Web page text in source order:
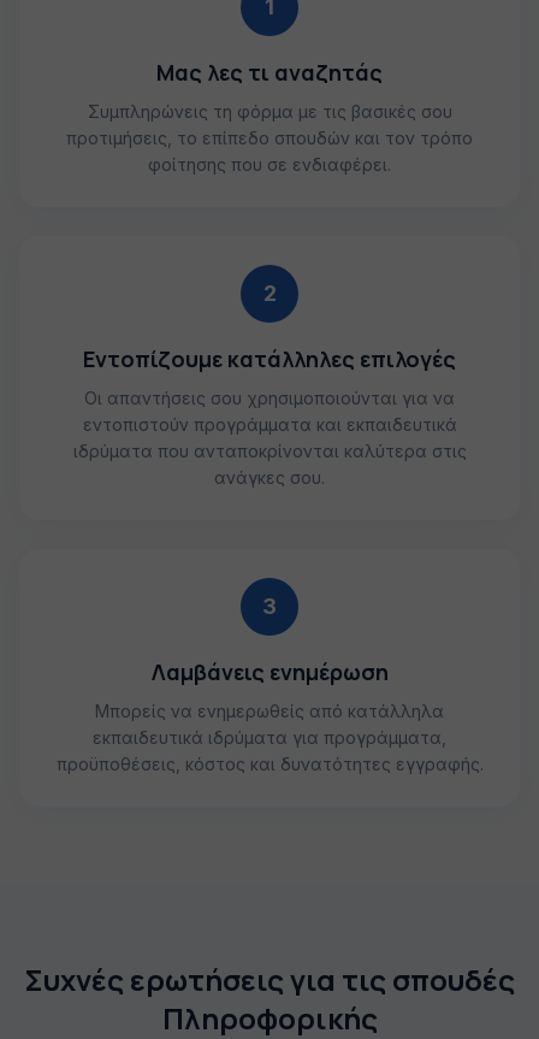
1
Μας λες τι αναζητάς
Συμπληρώνεις τη φόρμα με τις βασικές σου
προτιμήσεις, το επίπεδο σπουδών και τον τρόπο
φοίτησης που σε ενδιαφέρει.
2
Εντοπίζουμε κατάλληλες επιλογές
Οι απαντήσεις σου χρησιμοποιούνται για να
εντοπιστούν προγράμματα και εκπαιδευτικά
ιδρύματα που ανταποκρίνονται καλύτερα στις
ανάγκες σου.
3
Λαμβάνεις ενημέρωση
Μπορείς να ενημερωθείς από κατάλληλα
εκπαιδευτικά ιδρύματα για προγράμματα,
προϋποθέσεις, κόστος και δυνατότητες εγγραφής.
Συχνές ερωτήσεις για τις σπουδές
Πληροφορικής